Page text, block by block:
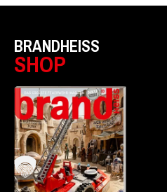
BRANDHEISS
SHOP